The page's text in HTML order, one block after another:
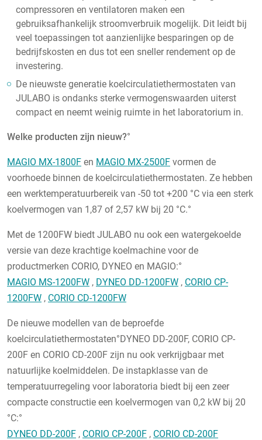
compressoren en ventilatoren maken een
gebruiksafhankelijk stroomverbruik mogelijk. Dit leidt bij
veel toepassingen tot aanzienlijke besparingen op de
bedrijfskosten en dus tot een sneller rendement op de
investering.
De nieuwste generatie koelcirculatiethermostaten van
JULABO is ondanks sterke vermogenswaarden uiterst
compact en neemt weinig ruimte in het laboratorium in.
Welke producten zijn nieuw?°
MAGIO MX-1800F en MAGIO MX-2500F vormen de
voorhoede binnen de koelcirculatiethermostaten. Ze hebben
een werktemperatuurbereik van -50 tot +200 °C via een sterk
koelvermogen van 1,87 of 2,57 kW bij 20 °C.°
Met de 1200FW biedt JULABO nu ook een watergekoelde
versie van deze krachtige koelmachine voor de
productmerken CORIO, DYNEO en MAGIO:°
MAGIO MS-1200FW , DYNEO DD-1200FW , CORIO CP-
1200FW , CORIO CD-1200FW
De nieuwe modellen van de beproefde
koelcirculatiethermostaten°DYNEO DD-200F, CORIO CP-
200F en CORIO CD-200F zijn nu ook verkrijgbaar met
natuurlijke koelmiddelen. De instapklasse van de
temperatuurregeling voor laboratoria biedt bij een zeer
compacte constructie een koelvermogen van 0,2 kW bij 20
°C:°
DYNEO DD-200F , CORIO CP-200F , CORIO CD-200F